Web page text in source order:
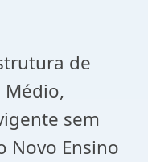
de
Médio,
sem
Novo Ensino